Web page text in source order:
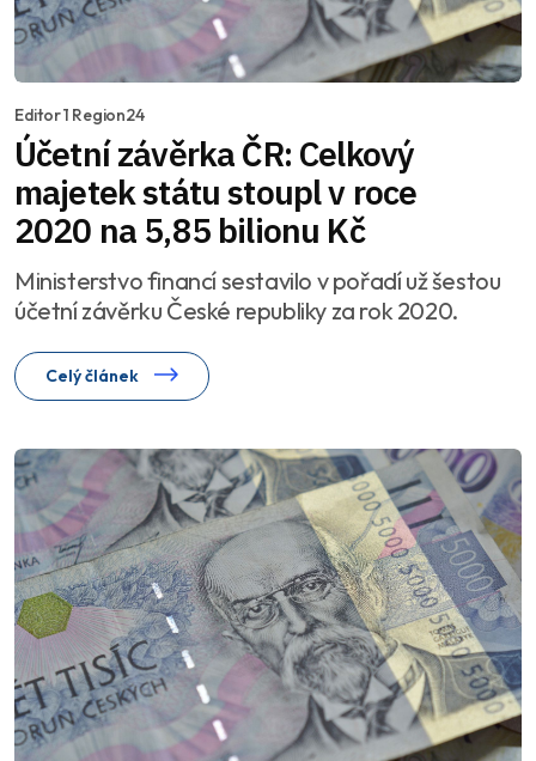
Editor 1 Region24
Účetní závěrka ČR: Celkový
majetek státu stoupl v roce
2020 na 5,85 bilionu Kč
Ministerstvo financí sestavilo v pořadí už šestou
účetní závěrku České republiky za rok 2020.
Celý článek